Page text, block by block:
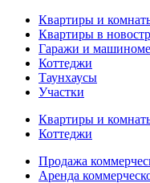
Квартиры и
Квартиры в
Гаражи и
Коттеджи
Таунхаусы
Участки
Квартиры и
Коттеджи
Продажа
Аренда